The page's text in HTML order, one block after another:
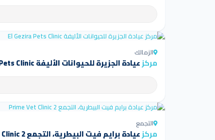
الزمالك
مركزعيادة الجزيرة للحيوانات الأليفة El Gezira Pets Clinic
التجمع
مركزعيادة برايم فيت البيطرية، التجمع Prime Vet Clinic 2